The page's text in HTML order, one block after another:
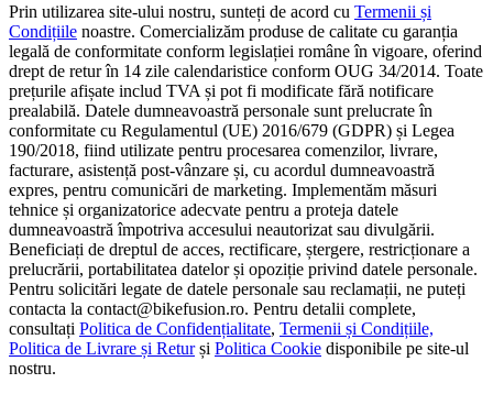
Prin utilizarea site-ului nostru, sunteți de acord cu Termenii și
Condițiile noastre. Comercializăm produse de calitate cu garanția
legală de conformitate conform legislației române în vigoare, oferind
drept de retur în 14 zile calendaristice conform OUG 34/2014. Toate
prețurile afișate includ TVA și pot fi modificate fără notificare
prealabilă. Datele dumneavoastră personale sunt prelucrate în
conformitate cu Regulamentul (UE) 2016/679 (GDPR) și Legea
190/2018, fiind utilizate pentru procesarea comenzilor, livrare,
facturare, asistență post-vânzare și, cu acordul dumneavoastră
expres, pentru comunicări de marketing. Implementăm măsuri
tehnice și organizatorice adecvate pentru a proteja datele
dumneavoastră împotriva accesului neautorizat sau divulgării.
Beneficiați de dreptul de acces, rectificare, ștergere, restricționare a
prelucrării, portabilitatea datelor și opoziție privind datele personale.
Pentru solicitări legate de datele personale sau reclamații, ne puteți
contacta la contact@bikefusion.ro. Pentru detalii complete,
consultați Politica de Confidențialitate, Termenii și Condițiile,
Politica de Livrare și Returși Politica Cookie disponibile pe site-ul
nostru.